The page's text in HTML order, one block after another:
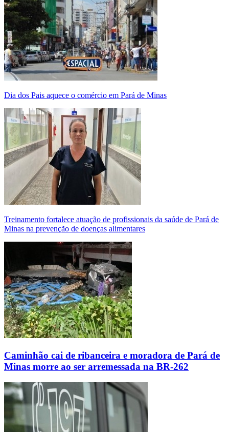
Dia dos Pais aquece o comércio em Pará de Minas
Treinamento fortalece atuação de profissionais da saúde de Pará de
Minas na prevenção de doenças alimentares
Caminhão cai de ribanceira e moradora de Pará de
Minas morre ao ser arremessada na BR-262